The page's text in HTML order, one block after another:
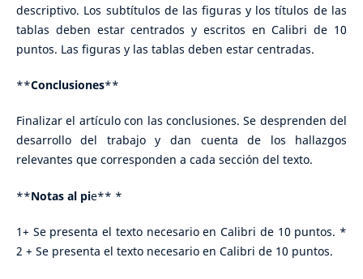
descriptivo. Los subtítulos de las figuras y los títulos de las
tablas deben estar centrados y escritos en Calibri de 10
puntos. Las figuras y las tablas deben estar centradas.
**Conclusiones**
Finalizar el artículo con las conclusiones. Se desprenden del
desarrollo del trabajo y dan cuenta de los hallazgos
relevantes que corresponden a cada sección del texto.
**Notas al pie** *
1+ Se presenta el texto necesario en Calibri de 10 puntos. *
2 + Se presenta el texto necesario en Calibri de 10 puntos.